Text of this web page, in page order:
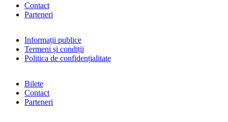
Contact
Parteneri
Informații publice
Termeni și condiții
Politica de confidențialitate
Bilete
Contact
Parteneri